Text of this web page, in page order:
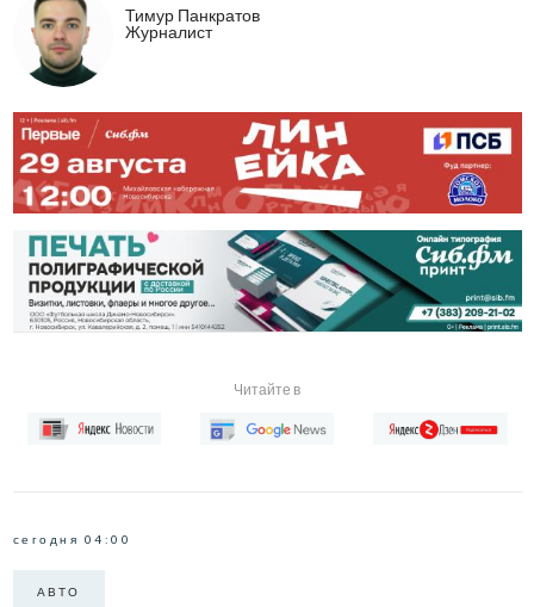
Тимур Панкратов
Журналист
Читайте в
сегодня 04:00
АВТО